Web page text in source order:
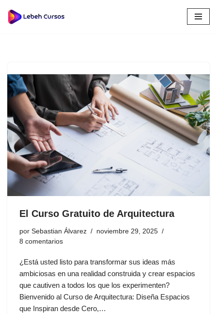
Saltar
El Curso Gratuito de Arquitectura
por Sebastian Álvarez
noviembre 29, 2025
8 comentarios
¿Está usted listo para transformar sus ideas más
ambiciosas en una realidad construida y crear espacios
que cautiven a todos los que los experimenten?
Bienvenido al Curso de Arquitectura: Diseña Espacios
que Inspiran desde Cero,…